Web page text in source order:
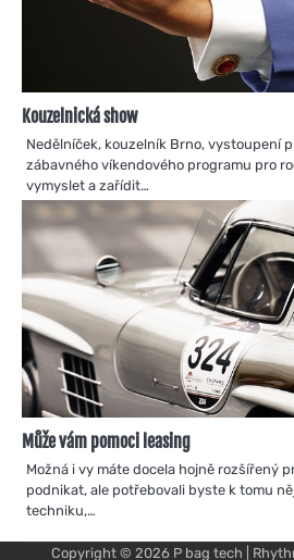
Kouzelnická show
Nedělníček, kouzelník Brno, vystoupení
zábavného víkendového programu pro
vymyslet a zařídit…
Může vám pomoci leasing
Možná i vy máte docela hojně rozšířený
podnikat, ale potřebovali byste k tomu
techniku,…
Copyright © 2026 P bag tech |